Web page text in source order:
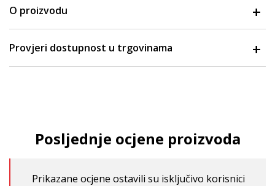
O proizvodu
Provjeri dostupnost u trgovinama
Posljednje ocjene proizvoda
Prikazane ocjene ostavili su isključivo korisnici